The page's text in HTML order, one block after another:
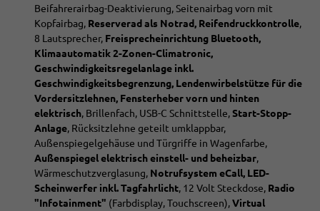
Beifahrerairbag-Deaktivierung, Seitenairbag vorn mit
Kopfairbag, Reserverad als Notrad, Reifendruckkontrolle,
8 Lautsprecher, Freisprecheinrichtung Bluetooth,
Klimaautomatik 2-Zonen-Climatronic,
Geschwindigkeitsregelanlage inkl.
Geschwindigkeitsbegrenzung, Lendenwirbelstütze für die
Vordersitzlehnen, Fensterheber vorn und hinten
elektrisch, Brillenfach, USB-C Schnittstelle,Start-Stopp-
Anlage, Rücksitzlehne geteilt umklappbar,
Außenspiegelgehäuse und Türgriffe in Wagenfarbe,
Außenspiegel elektrisch einstell- und beheizbar,
Wärmeschutzverglasung, Notrufsystem eCall, LED-
Scheinwerfer inkl. Tagfahrlicht, 12 Volt Steckdose, Radio
"Infotainment" (Farbdisplay, Touchscreen),Virtual